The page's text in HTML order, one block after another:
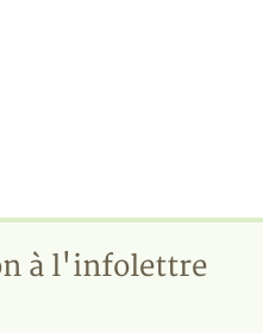
à l'infolettre